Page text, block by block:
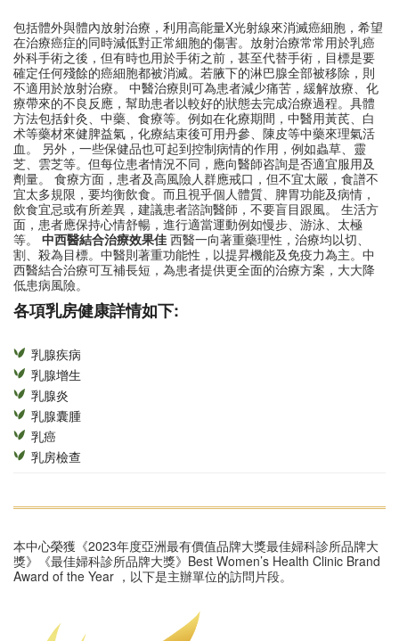
包括體外與體內放射治療，利用高能量X光射線來消滅癌細胞，希望
在治療癌症的同時減低對正常細胞的傷害。放射治療常常用於乳癌
外科手術之後，但有時也用於手術之前，甚至代替手術，目標是要
確定任何殘餘的癌細胞都被消滅。若腋下的淋巴腺全部被移除，則
不適用於放射治療。 中醫治療則可為患者減少痛苦，緩解放療、化
療帶來的不良反應，幫助患者以較好的狀態去完成治療過程。具體
方法包括針灸、中藥、食療等。例如在化療期間，中醫用黃芪、白
术等藥材來健脾益氣，化療結束後可用丹參、陳皮等中藥來理氣活
血。 另外，一些保健品也可起到控制病情的作用，例如蟲草、靈
芝、雲芝等。但每位患者情況不同，應向醫師咨詢是否適宜服用及
劑量。 食療方面，患者及高風險人群應戒口，但不宜太嚴，食譜不
宜太多規限，要均衡飲食。而且視乎個人體質、脾胃功能及病情，
飲食宜忌或有所差異，建議患者諮詢醫師，不要盲目跟風。 生活方
面，患者應保持心情舒暢，進行適當運動例如慢步、游泳、太極
等。 中西醫結合治療效果佳 西醫一向著重藥理性，治療均以切、
割、殺為目標。中醫則著重功能性，以提昇機能及免疫力為主。中
西醫結合治療可互補長短，為患者提供更全面的治療方案，大大降
低患病風險。
各項乳房健康詳情如下:
乳腺疾病
乳腺增生
乳腺炎
乳腺囊腫
乳癌
乳房檢查
本中心榮獲《2023年度亞洲最有價值品牌大獎最佳婦科診所品牌大
獎》《最佳婦科診所品牌大獎》Best Women’s Health Clinic Brand
Award of the Year ，以下是主辦單位的訪問片段。